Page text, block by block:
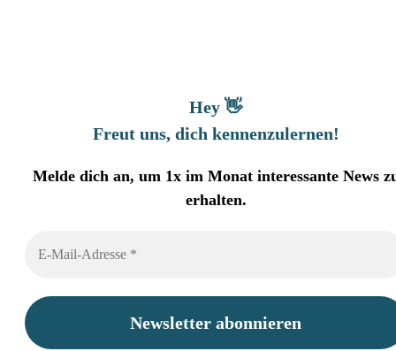
Hey 👋
Freut uns, dich kennenzulernen!
Melde dich an, um 1x im Monat interessante News
erhalten.